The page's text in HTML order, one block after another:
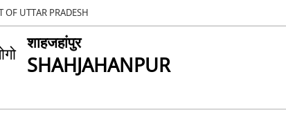
OF UTTAR PRADESH
शाहजहांपुर
SHAHJAHANPUR